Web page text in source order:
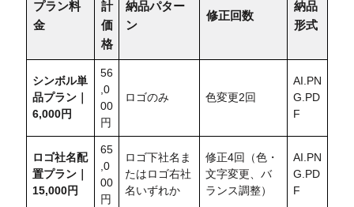
プラン料
金
計
価
格
納品パター
ン
修正回数
納品
形式
シンボル単
品プラン｜
6,000円
56
,0
00
円
ロゴのみ 色変更2回
AI.PN
G.PD
F
ロゴ社名配
置プラン｜
15,000円
65
,0
00
円
ロゴ下社名ま
たはロゴ右社
名いずれか
修正4回（色・
文字変更、バ
ランス調整）
AI.PN
G.PD
F